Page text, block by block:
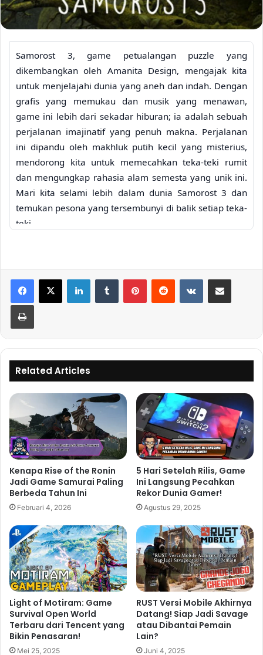
Samorost 3, game petualangan puzzle yang
dikembangkan oleh Amanita Design, mengajak kita
untuk menjelajahi dunia yang aneh dan indah. Dengan
grafis yang memukau dan musik yang menawan,
game ini lebih dari sekadar hiburan; ia adalah sebuah
perjalanan imajinatif yang penuh makna. Perjalanan
ini dipandu oleh makhluk putih kecil yang misterius,
mendorong kita untuk memecahkan teka-teki rumit
dan mengungkap rahasia alam semesta yang unik ini.
Mari kita selami lebih dalam dunia Samorost 3 dan
temukan pesona yang tersembunyi di balik setiap teka-
teki.
Perpaduan Aneh dan Indah
Dunia Samorost 3 adalah sebuah mahakarya visual.
Setiap lokasi, dari hutan yang rimbun hingga planet-
planet yang asing, dirancang dengan detail yang luar
biasa. Warna-warna cerah dan gaya seni yang unik
menciptakan suasana yang menawan, membuat
pemain terpesona oleh keindahan dan keanehannya
sekaligus. Tidak ada tempat yang terlihat sama; setiap
menunggu untuk ditemukan. Dari struktur batu yang
rumit hingga makhluk-makhluk aneh yang menghuni
dunia ini, semuanya berkontribusi pada daya tarik
visual yang luar biasa dari game ini. Keunikan visual
ini, dipadukan dengan alur cerita yang penuh misteri,
membuat Samorost 3 menjadi pengalaman bermain
game yang tak terlupakan.
Related Articles
Doom The Dark Ages Bawa Aksi
Intens dengan Sistem Tempur yang
Lebih Modern
14 jam ago
Monster Hunter Wilds Hadir
Membawa Evolusi Gameplay
Related Articles
Kenapa Rise of the Ronin
Jadi Game Samurai Paling
Berbeda Tahun Ini
Februari 4, 2026
5 Hari Setelah Rilis, Game
Ini Langsung Pecahkan
Rekor Dunia Gamer!
Agustus 29, 2025
Light of Motiram: Game
Survival Open World
Terbaru dari Tencent yang
Bikin Penasaran!
Mei 25, 2025
RUST Versi Mobile Akhirnya
Datang! Siap Jadi Savage
atau Dibantai Pemain
Lain?
Juni 4, 2025